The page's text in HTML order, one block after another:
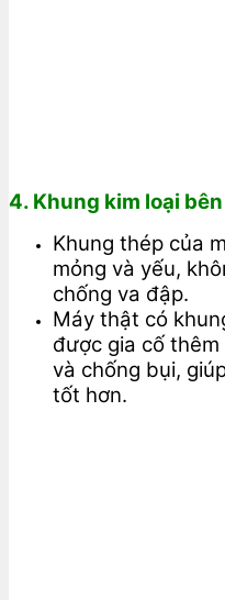
4. Khung kim loại
Khung thép của
mỏng và yếu,
chống va đập.
Máy thật có
được gia cố
và chống bụi,
tốt hơn.